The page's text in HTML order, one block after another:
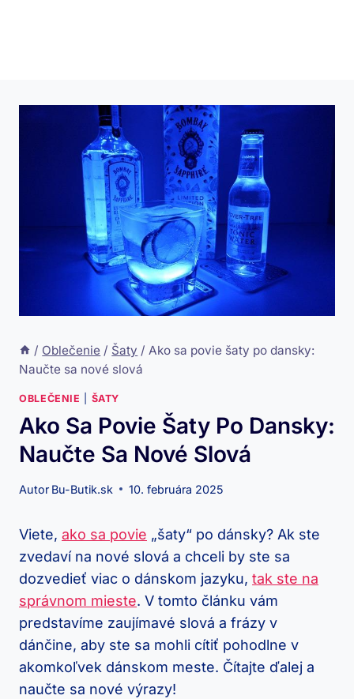
/ Oblečenie / Šaty / Ako sa povie šaty po dansky:
Naučte sa nové slová
OBLEČENIE ŠATY
Ako Sa Povie Šaty Po Dansky:
Naučte Sa Nové Slová
Autor Bu-Butik.sk 10. februára 2025
Viete,⁢ ako sa‌ povie „šaty“ po‍ dánsky? Ak ste
zvedaví na nové‌ slová⁤ a chceli by ste‌ sa
dozvedieť viac o⁢ dánskom ‍jazyku, tak ste na
správnom mieste. V tomto článku ‍vám
predstavíme zaujímavé​ slová a frázy v
dánčine, ‍aby ⁣ste sa ‌mohli⁤ cítiť pohodlne v
⁢akomkoľvek dánskom meste. Čítajte ďalej ⁣a
naučte sa nové výrazy!